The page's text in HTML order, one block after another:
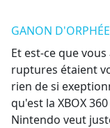
GANON D'ORPHÉE
Et est-ce que
ruptures étaient
rien de si
qu'est la XBOX
Nintendo veut